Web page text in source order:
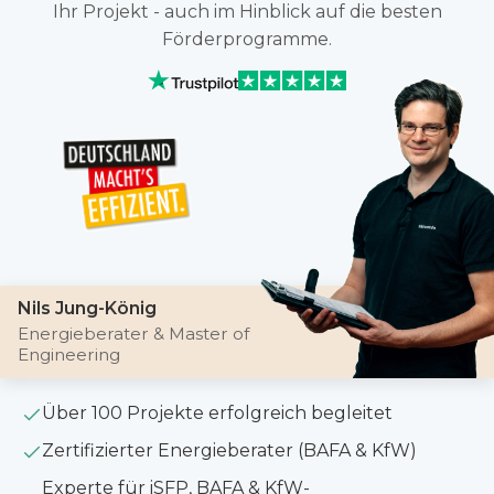
Ihr Projekt - auch im Hinblick auf die besten
Förderprogramme.
Nils Jung-König
Energieberater & Master of
Engineering
Über 100 Projekte erfolgreich begleitet
Zertifizierter Energieberater (BAFA & KfW)
Experte für iSFP, BAFA & KfW-